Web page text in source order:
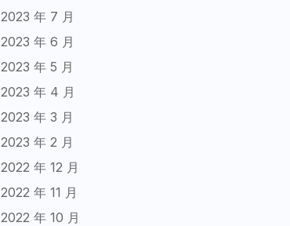
2023 年 7 月
2023 年 6 月
2023 年 5 月
2023 年 4 月
2023 年 3 月
2023 年 2 月
2022 年 12 月
2022 年 11 月
2022 年 10 月